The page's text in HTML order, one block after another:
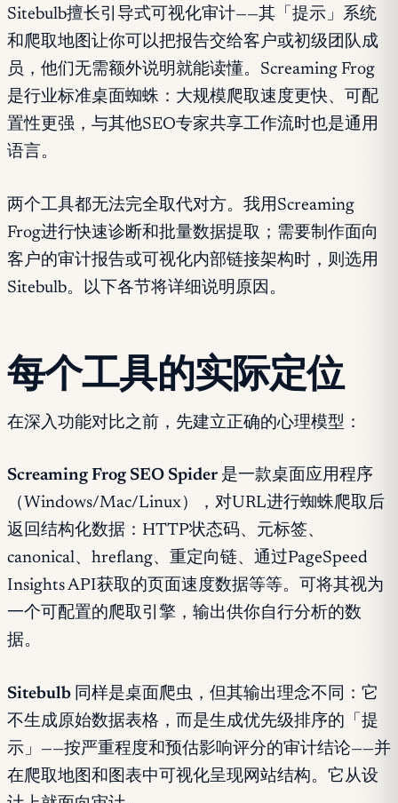
Sitebulb擅长引导式可视化审计——其「提示」系统
和爬取地图让你可以把报告交给客户或初级团队成
员，他们无需额外说明就能读懂。Screaming Frog
是行业标准桌面蜘蛛：大规模爬取速度更快、可配
置性更强，与其他SEO专家共享工作流时也是通用
语言。
两个工具都无法完全取代对方。我用Screaming
Frog进行快速诊断和批量数据提取；需要制作面向
客户的审计报告或可视化内部链接架构时，则选用
Sitebulb。以下各节将详细说明原因。
每个工具的实际定位
在深入功能对比之前，先建立正确的心理模型：
Screaming Frog SEO Spider 是一款桌面应用程序
（Windows/Mac/Linux），对URL进行蜘蛛爬取后
返回结构化数据：HTTP状态码、元标签、
canonical、hreflang、重定向链、通过PageSpeed
Insights API获取的页面速度数据等等。可将其视为
一个可配置的爬取引擎，输出供你自行分析的数
据。
Sitebulb 同样是桌面爬虫，但其输出理念不同：它
不生成原始数据表格，而是生成优先级排序的「提
示」——按严重程度和预估影响评分的审计结论——并
在爬取地图和图表中可视化呈现网站结构。它从设